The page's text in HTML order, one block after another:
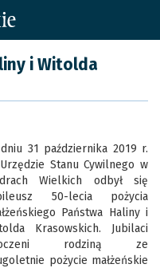
i Witolda
31 października 2019 r.
Stanu Cywilnego w
Wielkich odbył się
50-lecia pożycia
Państwa Haliny i
Krasowskich. Jubilaci
rodziną ze
pożycie małżeńskie